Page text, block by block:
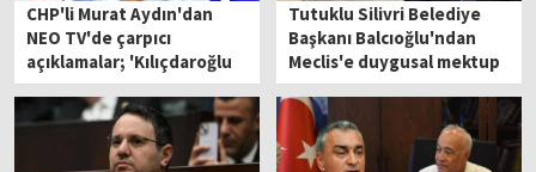
CHP'li Murat Aydın'dan
NEO TV'de çarpıcı
açıklamalar; 'Kılıçdaroğlu
şu an bir paratoner görevi
görüyor'
Tutuklu Silivri Belediye
Başkanı Balcıoğlu'ndan
Meclis'e duygusal mektup